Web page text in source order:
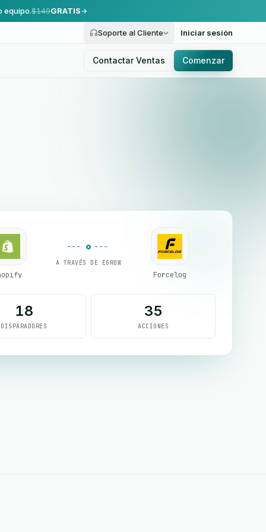
equipo.$149GRATIS
Soporte al Cliente Iniciar sesión
Contactar Ventas Comenzar
A TRAVÉS DE EGROW
Forcelog
18
DISPARADORES
35
ACCIONES